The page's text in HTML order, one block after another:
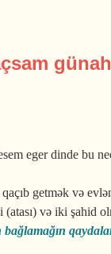
eger dinde bu
getmək və
(atası) və iki